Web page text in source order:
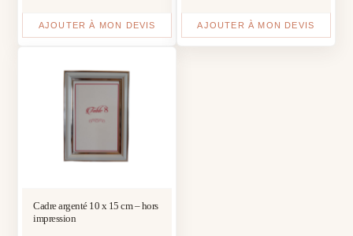
AJOUTER À MON DEVIS AJOUTER À MON DEVIS
Cadre argenté 10 x 15 cm – hors
impression